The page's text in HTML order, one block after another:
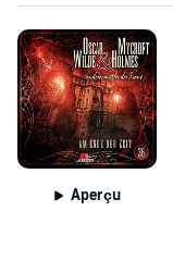
Aperçu